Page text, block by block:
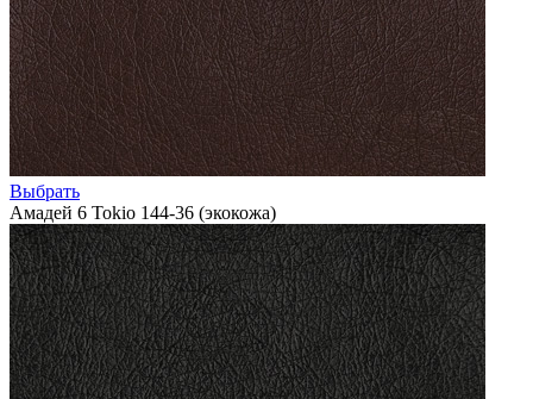
Выбрать
Амадей 6 Tokio 144-36 (экокожа)